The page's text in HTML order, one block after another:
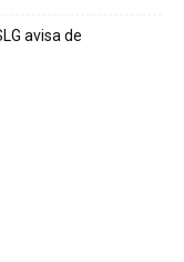
avisa de